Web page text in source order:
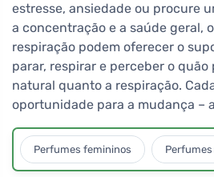
estresse, ansiedade ou procure
a concentração e a saúde geral,
respiração podem oferecer o
parar, respirar e perceber o quão
natural quanto a respiração.
oportunidade para a mudança –
Perfumes femininos